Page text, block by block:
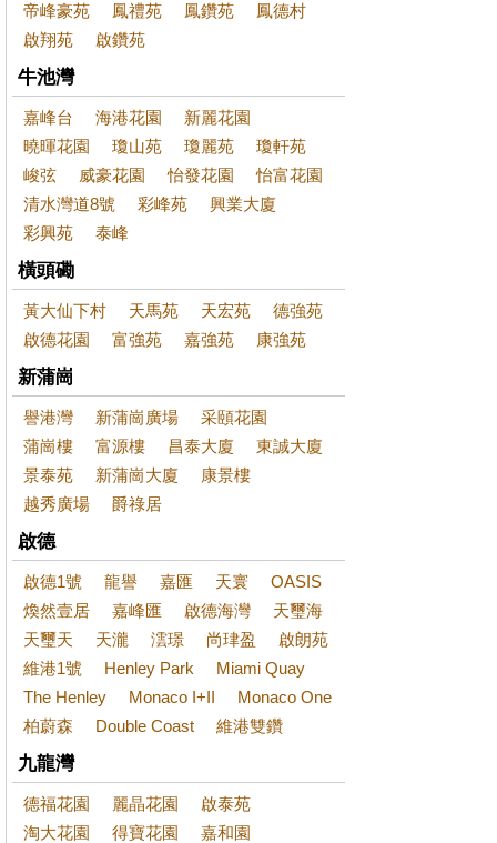
帝峰豪苑
鳳禮苑 鳳鑽苑
鳳德村
啟翔苑
啟鑽苑
牛池灣
嘉峰台 海港花園
新麗花園
曉暉花園
瓊山苑 瓊麗苑
瓊軒苑
峻弦
威豪花園 怡發花園
怡富花園
清水灣道8號
彩峰苑
興業大廈
彩興苑
泰峰
橫頭磡
黃大仙下村 天馬苑 天宏苑
德強苑
啟德花園
富強苑 嘉強苑 康強苑
新蒲崗
譽港灣 新蒲崗廣場
采頤花園
蒲崗樓
富源樓 昌泰大廈
東誠大廈
景泰苑
新蒲崗大廈
康景樓
越秀廣場
爵祿居
啟德
啟德1號 龍譽 嘉匯 天寰
OASIS
煥然壹居
嘉峰匯 啟德海灣
天璽海
天璽天
天瀧 澐璟 尚珒盈
啟朗苑
維港1號
Henley Park
Miami Quay
The Henley
Monaco I+II
Monaco One
柏蔚森
Double Coast 維港雙鑽
九龍灣
德福花園 麗晶花園
啟泰苑
淘大花園
得寶花園 嘉和園